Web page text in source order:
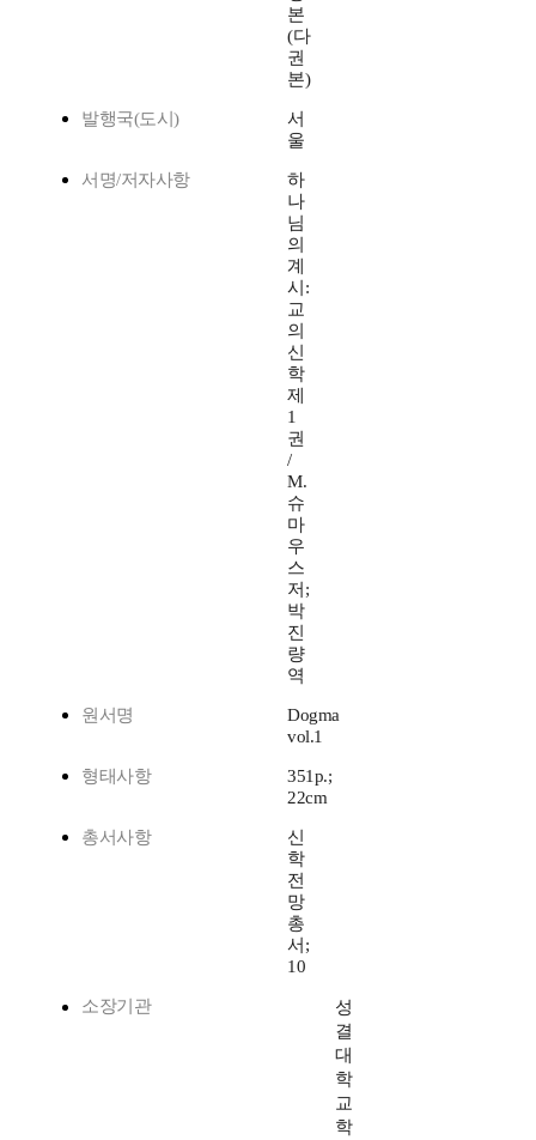
본
(다
권
본)
발행국(도시)
서
울
서명/저자사항
하
나
님
의
계
시:
교
의
신
학
제
1
권
/
M.
슈
마
우
스
저;
박
진
량
역
원서명
Dogma
vol.1
형태사항
351p.;
22cm
총서사항
신
학
전
망
총
서;
10
소장기관
성
결
대
학
교
학